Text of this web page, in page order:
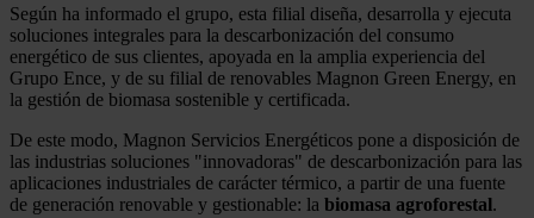
Según ha informado el grupo, esta filial diseña, desarrolla y ejecuta
soluciones integrales para la descarbonización del consumo
energético de sus clientes, apoyada en la amplia experiencia del
Grupo Ence, y de su filial de renovables Magnon Green Energy, en
la gestión de biomasa sostenible y certificada.
De este modo, Magnon Servicios Energéticos pone a disposición de
las industrias soluciones "innovadoras" de descarbonización para las
aplicaciones industriales de carácter térmico, a partir de una fuente
de generación renovable y gestionable: la biomasa agroforestal.